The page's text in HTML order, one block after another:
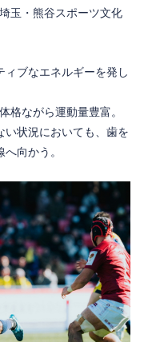
玉・熊谷スポーツ文化
ブなエネルギーを発し
格ながら運動量豊富。
い状況においても、歯を
向かう。